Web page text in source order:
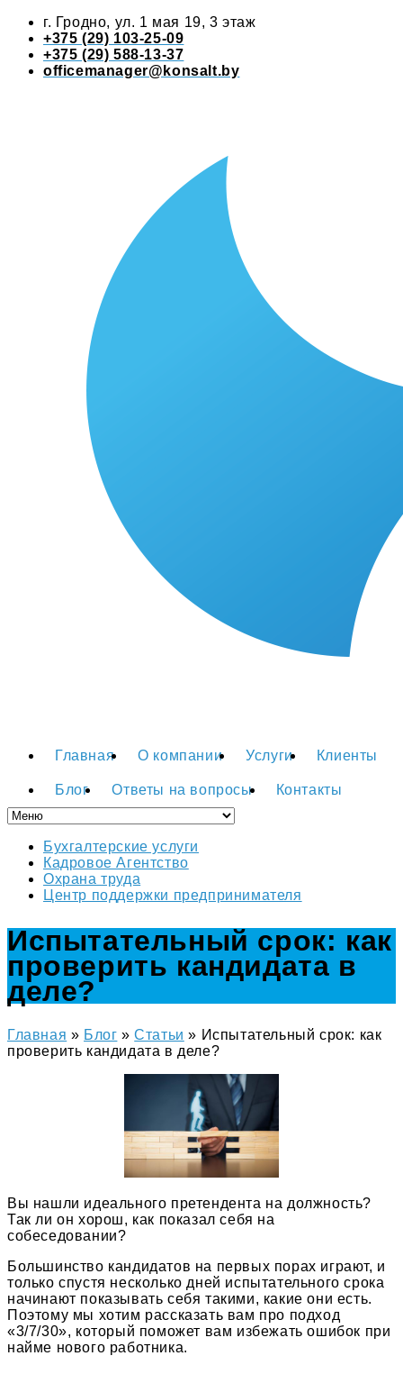
г. Гродно, ул. 1 мая 19, 3 этаж
+375 (29) 103-25-09
+375 (29) 588-13-37
officemanager@konsalt.by
Главная О компании Услуги Клиенты
Блог Ответы на вопросы Контакты
Бухгалтерские услуги
Кадровое Агентство
Охрана труда
Центр поддержки предпринимателя
Испытательный срок: как
проверить кандидата в
деле?
Главная » Блог »Статьи » Испытательный срок: как
проверить кандидата в деле?
Вы нашли идеального претендента на должность?
Так ли он хорош, как показал себя на
собеседовании?
Большинство кандидатов на первых порах играют, и
только спустя несколько дней испытательного срока
начинают показывать себя такими, какие они есть.
Поэтому мы хотим рассказать вам про подход
«3/7/30», который поможет вам избежать ошибок при
найме нового работника.